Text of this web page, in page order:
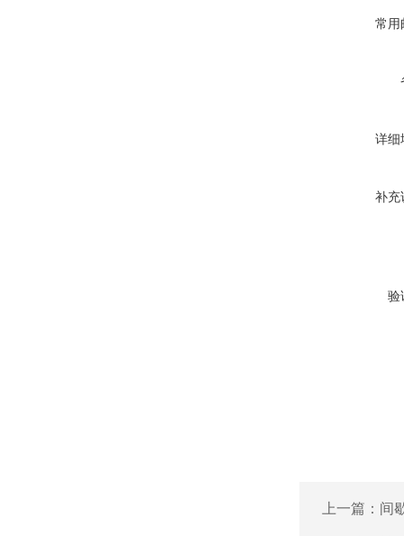
常用
详细
补充
验
上一篇： 间